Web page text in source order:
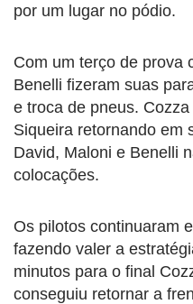
por um lugar no pódio.
Com um terço de prova
Benelli fizeram suas
e troca de pneus.
Siqueira retornando em
David, Maloni e Benelli
colocações.
Os pilotos continuaram
fazendo valer a
minutos para o final
conseguiu retornar a